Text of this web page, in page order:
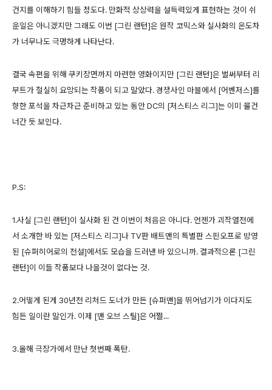
건지를 이해하기 힘들 정도다. 만화적 상상력을 설득력있게 표현하는 것이 쉬
운일은 아니겠지만 그래도 이번 [그린 랜턴]은 원작 코믹스와 실사화의 온도차
가 너무나도 극명하게 나타난다.
결국 속편을 위해 쿠키장면까지 마련한 영화이지만 [그린 랜턴]은 벌써부터 리
부트가 절실히 요망되는 작품이 되고 말았다. 경쟁사인 마블에서 [어벤저스]를
향한 포석을 차근차근 준비하고 있는 동안 DC의 [저스티스 리그]는 이미 물건
너간 듯 보인다.
P.S:
1.사실 [그린 랜턴]이 실사화 된 건 이번이 처음은 아니다. 언젠가 괴작열전에
서 소개한 바 있는 [저스티스 리그]나 TV판 배트맨의 특별판 스핀오프로 방영
된 [슈퍼히어로의 전설]에서도 모습을 드러낸 바 있으니까. 결과적으론 [그린
랜턴]이 이들 작품보다 나을것이 없다는 것.
2.어떻게 된게 30년전 리처드 도너가 만든 [슈퍼맨]을 뛰어넘기가 이다지도
힘든 일이란 말인가. 이제 [맨 오브 스틸]은 어쩔...
3.올해 극장가에서 만난 첫번째 폭탄.